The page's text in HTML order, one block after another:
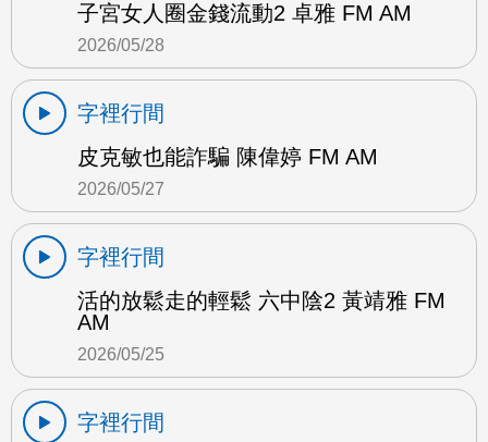
子宮女人圈金錢流動2 卓雅 FM AM
2026/05/28
字裡行間
皮克敏也能詐騙 陳偉婷 FM AM
2026/05/27
字裡行間
活的放鬆走的輕鬆 六中陰2 黃靖雅 FM
AM
2026/05/25
字裡行間